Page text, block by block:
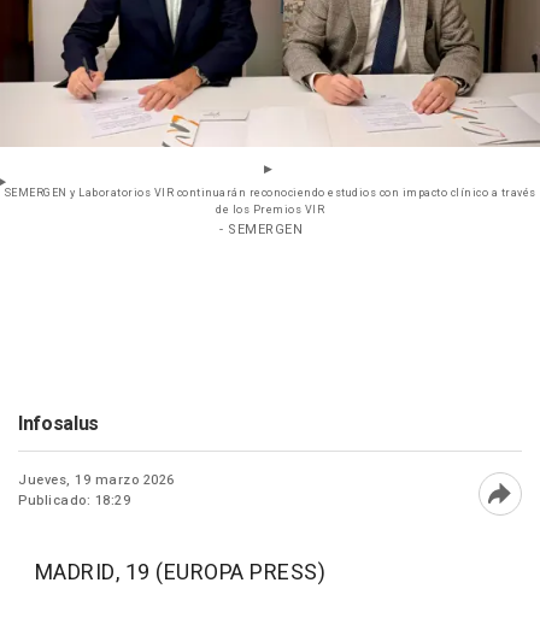
SEMERGEN y Laboratorios VIR continuarán reconociendo estudios con impacto clínico a través
de los Premios VIR
- SEMERGEN
Infosalus
Jueves, 19 marzo 2026
Publicado: 18:29
MADRID, 19 (EUROPA PRESS)